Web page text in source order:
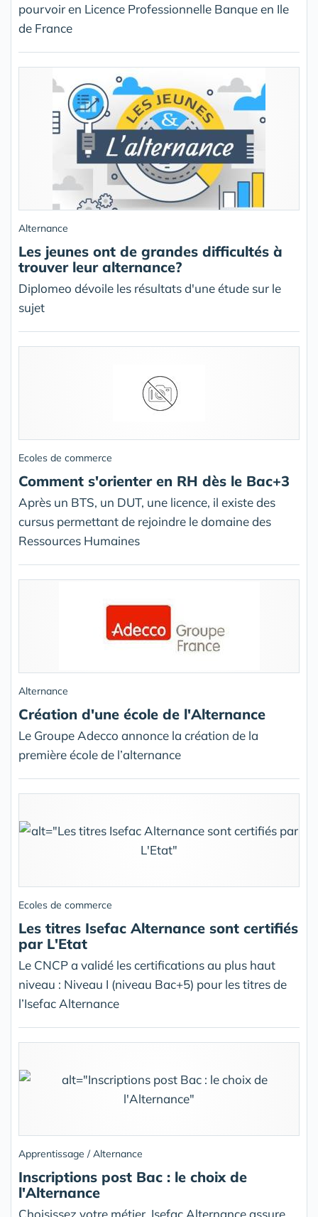
pourvoir en Licence Professionnelle Banque en Ile
de France
Alternance
Les jeunes ont de grandes difficultés à
trouver leur alternance?
Diplomeo dévoile les résultats d'une étude sur le
sujet
Ecoles de commerce
Comment s'orienter en RH dès le Bac+3
Après un BTS, un DUT, une licence, il existe des
cursus permettant de rejoindre le domaine des
Ressources Humaines
Alternance
Création d'une école de l'Alternance
Le Groupe Adecco annonce la création de la
première école de l’alternance
Ecoles de commerce
Les titres Isefac Alternance sont certifiés
par L'Etat
Le CNCP a validé les certifications au plus haut
niveau : Niveau I (niveau Bac+5) pour les titres de
l’Isefac Alternance
Apprentissage / Alternance
Inscriptions post Bac : le choix de
l'Alternance
Choisissez votre métier, Isefac Alternance assure